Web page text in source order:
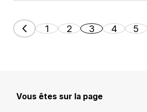
1 2 3 4 5
Vous êtes sur la page